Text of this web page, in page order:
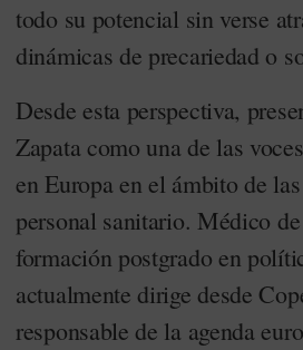
todo su potencial sin verse
dinámicas de precariedad o
Desde esta perspectiva,
Zapata como una de las
en Europa en el ámbito de
personal sanitario. Médico
formación postgrado en
actualmente dirige desde
responsable de la agenda